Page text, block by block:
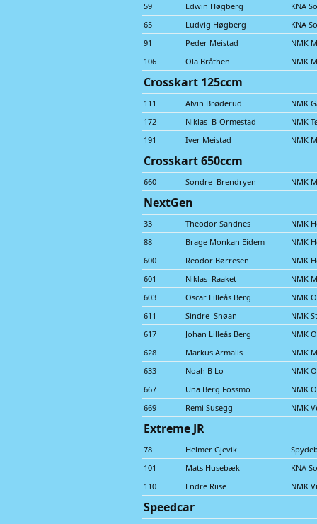
59
Edwin Høgberg
KNA
65
Ludvig Høgberg
KNA
91
Peder Meistad
NMK
106
Ola Bråthen NMK
Crosskart 125ccm
111 Alvin Brøderud
NMK
172
Niklas B-Ormestad
NMK
191
Iver Meistad NMK
Crosskart 650ccm
660 Sondre Brendryen NMK
NextGen
33 Theodor Sandnes
NMK
88
Brage Monkan Eidem
NMK
600
Reodor Børresen
NMK
601
Niklas Raaket
NMK
603
Oscar Lilleås Berg
NMK
611
Sindre Snøan
NMK
617
Johan Lilleås Berg
NMK
628
Markus Armalis
NMK
633
Noah B Lo
NMK
667
Una Berg Fossmo
NMK
669
Remi Susegg NMK
Extreme JR
78 Helmer Gjevik
101
Mats Husebæk
KNA
110
Endre Riise NMK
Speedcar